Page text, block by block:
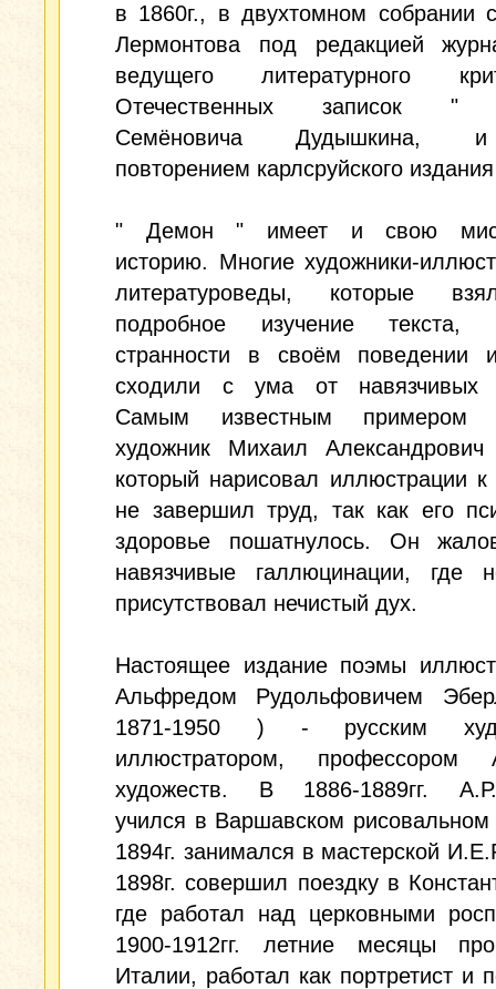
в 1860г., в двухтомном собрании
Лермонтова под редакцией
ведущего литературного
Отечественных записок "
Семёновича Дудышкина,
повторением карлсруйского
" Демон " имеет и свою
историю. Многие художники-
литературоведы, которые
подробное изучение текста,
странности в своём поведении
сходили с ума от навязчивых
Самым известным примером
художник Михаил Александрович
который нарисовал иллюстрации к
не завершил труд, так как его
здоровье пошатнулось. Он
навязчивые галлюцинации, где
присутствовал нечистый дух.
Настоящее издание поэмы
Альфредом Рудольфовичем
1871-1950 ) - русским
иллюстратором, профессором
художеств. В 1886-1889гг.
учился в Варшавском рисовальном
1894г. занимался в мастерской
1898г. совершил поездку в
где работал над церковными
1900-1912гг. летние месяцы
Италии, работал как портретист и